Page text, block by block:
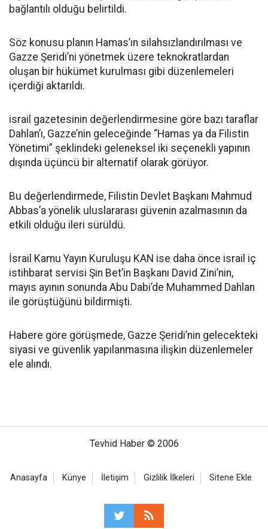
bağlantılı olduğu belirtildi.
Söz konusu planın Hamas’ın silahsızlandırılması ve
Gazze Şeridi’ni yönetmek üzere teknokratlardan
oluşan bir hükümet kurulması gibi düzenlemeleri
içerdiği aktarıldı.
israil gazetesinin değerlendirmesine göre bazı taraflar
Dahlan’ı, Gazze’nin geleceğinde “Hamas ya da Filistin
Yönetimi” şeklindeki geleneksel iki seçenekli yapının
dışında üçüncü bir alternatif olarak görüyor.
Bu değerlendirmede, Filistin Devlet Başkanı Mahmud
Abbas’a yönelik uluslararası güvenin azalmasının da
etkili olduğu ileri sürüldü.
İsrail Kamu Yayın Kuruluşu KAN ise daha önce israil iç
istihbarat servisi Şin Bet’in Başkanı David Zini’nin,
mayıs ayının sonunda Abu Dabi’de Muhammed Dahlan
ile görüştüğünü bildirmişti.
Habere göre görüşmede, Gazze Şeridi’nin gelecekteki
siyasi ve güvenlik yapılanmasına ilişkin düzenlemeler
ele alındı.
Tevhid Haber © 2006
Anasayfa Künye İletişim Gizlilik İlkeleri Sitene Ekle